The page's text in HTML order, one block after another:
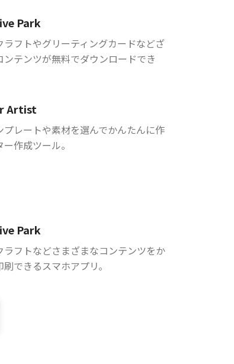
Park
ラフトやグリーティングカードなどざ
ンテンツが無料でダウンロードでき
Artist
プレートや素材を選んでかんたんに作
作成ツール。
Park
ラフトなどさまざまなコンテンツをか
できるスマホアプリ。